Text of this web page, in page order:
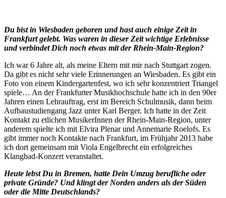
Du bist in Wiesbaden geboren und hast auch einige Zeit in
Frankfurt gelebt. Was waren in dieser Zeit wichtige Erlebnisse
und verbindet Dich noch etwas mit der Rhein-Main-Region?
Ich war 6 Jahre alt, als meine Eltern mit mir nach Stuttgart zogen.
Da gibt es nicht sehr viele Erinnerungen an Wiesbaden. Es gibt ein
Foto von einem Kindergartenfest, wo ich sehr konzentriert Triangel
spiele… An der Frankfurter Musikhochschule hatte ich in den 90er
Jahren einen Lehrauftrag, erst im Bereich Schulmusik, dann beim
Aufbaustudiengang Jazz unter Karl Berger. Ich hatte in der Zeit
Kontakt zu etlichen MusikerInnen der Rhein-Main-Region, unter
anderem spielte ich mit Elvira Plenar und Annemarie Roelofs. Es
gibt immer noch Kontakte nach Frankfurt, im Frühjahr 2013 habe
ich dort gemeinsam mit Viola Engelbrecht ein erfolgreiches
Klangbad-Konzert veranstaltet.
Heute lebst Du in Bremen, hatte Dein Umzug berufliche oder
private Gründe? Und klingt der Norden anders als der Süden
oder die Mitte Deutschlands?